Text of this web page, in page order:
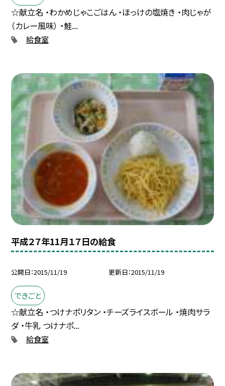
☆献立名 ・わかめじゃこごはん ・ほっけの塩焼き ・肉じゃが
（カレー風味） ・鮭...
給食室
平成２７年11月１７日の給食
公開日 2015/11/19 更新日 2015/11/19
できごと
☆献立名 ・つけナポリタン ・チーズライスボール ・焼肉サラ
ダ ・牛乳 つけナポ...
給食室